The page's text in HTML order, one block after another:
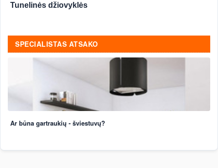
Tunelinės džiovyklės
SPECIALISTAS ATSAKO
Ar būna gartraukių - šviestuvų?